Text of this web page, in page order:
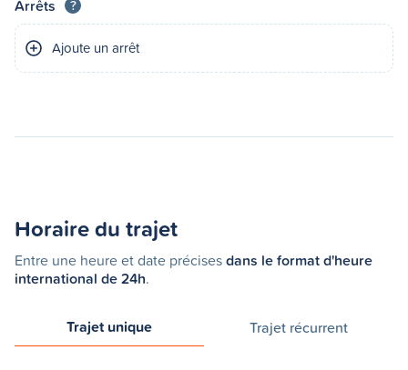
Arrêts ?
Ajoute un arrêt
Horaire du trajet
Entre une heure et date précisesdans le format d'heure
international de 24h.
Trajet unique Trajet récurrent